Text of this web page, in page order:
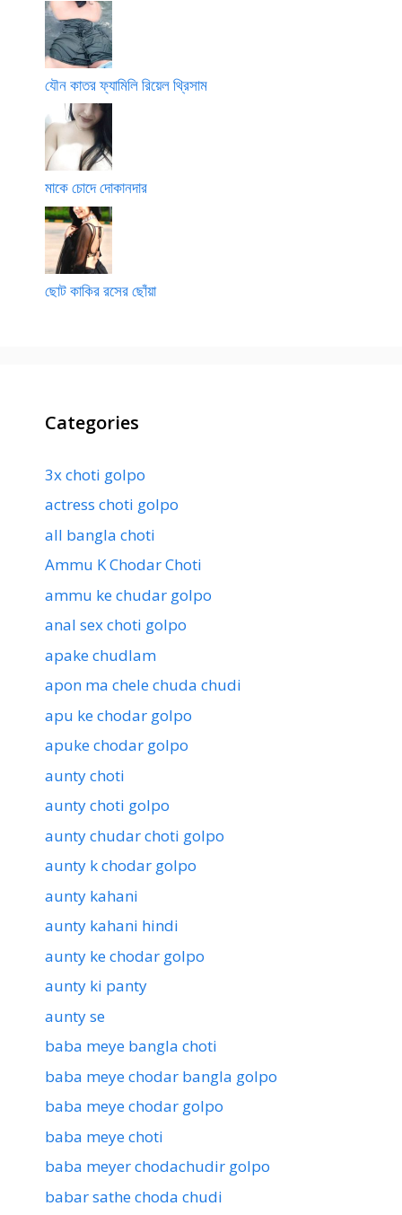
যৌন কাতর ফ্যামিলি রিয়েল থ্রিসাম
মাকে চোদে দোকানদার
ছোট কাকির রসের ছোঁয়া
Categories
3x choti golpo
actress choti golpo
all bangla choti
Ammu K Chodar Choti
ammu ke chudar golpo
anal sex choti golpo
apake chudlam
apon ma chele chuda chudi
apu ke chodar golpo
apuke chodar golpo
aunty choti
aunty choti golpo
aunty chudar choti golpo
aunty k chodar golpo
aunty kahani
aunty kahani hindi
aunty ke chodar golpo
aunty ki panty
aunty se
baba meye bangla choti
baba meye chodar bangla golpo
baba meye chodar golpo
baba meye choti
baba meyer chodachudir golpo
babar sathe choda chudi